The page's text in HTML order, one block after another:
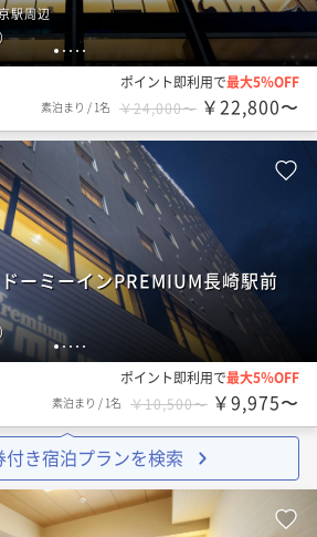
1 2 3 4 5
駅周辺
）
ポイント即利用で最大5％OFF
素泊まり / 1名 ￥24,000〜 ￥22,800〜
12 3 4 5
ーミーインPREMIUM長崎駅前
）
ポイント即利用で最大5％OFF
素泊まり / 1名 ￥10,500〜 ￥9,975〜
付き宿泊プランを検索